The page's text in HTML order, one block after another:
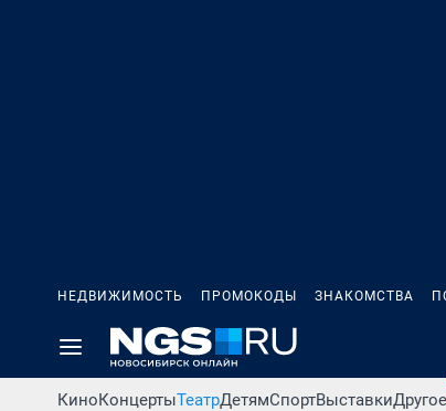
НЕДВИЖИМОСТЬ ПРОМОКОДЫ ЗНАКОМСТВА
КиноКонцертыТеатрДетямСпортВыставкиДругое